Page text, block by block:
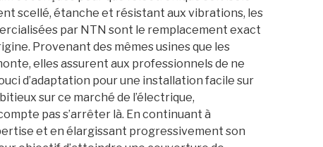
scellé, étanche et résistant aux vibrations, les
par NTN sont le remplacement exact
Provenant des mêmes usines que les
ellesassurent aux professionnelsde ne
d’adaptation pourune installation facile sur
surce marché de l’électrique,
pass’arrêter là. En continuant à
et en élargissant progressivement son